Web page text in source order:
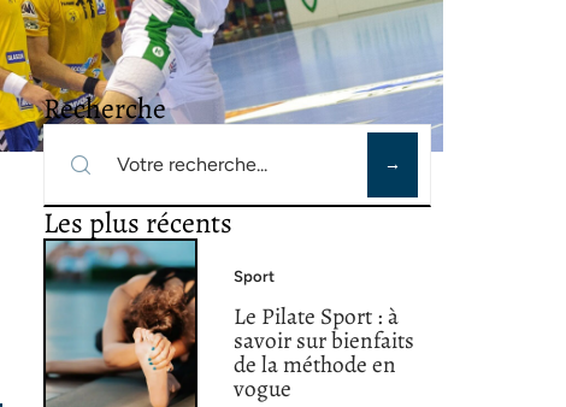
Recherche
Les plus récents
Sport
Le Pilate Sport : à
savoir sur bienfaits
de la méthode en
vogue